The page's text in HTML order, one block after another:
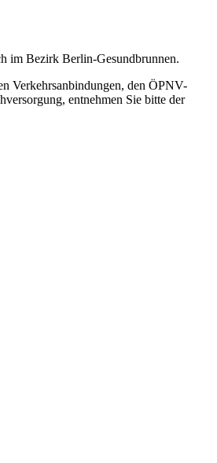
im Bezirk Berlin-Gesundbrunnen.
Verkehrsanbindungen, den ÖPNV-
entnehmen Sie bitte der